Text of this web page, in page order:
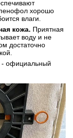
хорошо
влаги.
кожа. Приятная
воду и не
достаточно
- официальный